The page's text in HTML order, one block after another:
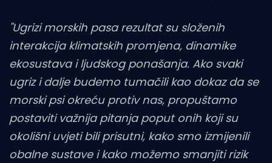
"Ugrizi morskih pasa rezultat su složenih
interakcija klimatskih promjena, dinamike
ekosustava i ljudskog ponašanja. Ako svaki
ugriz i dalje budemo tumačili kao dokaz da se
morski psi okreću protiv nas, propuštamo
postaviti važnija pitanja poput onih koji su
okolišni uvjeti bili prisutni, kako smo izmijenili
obalne sustave i kako možemo smanjiti rizik